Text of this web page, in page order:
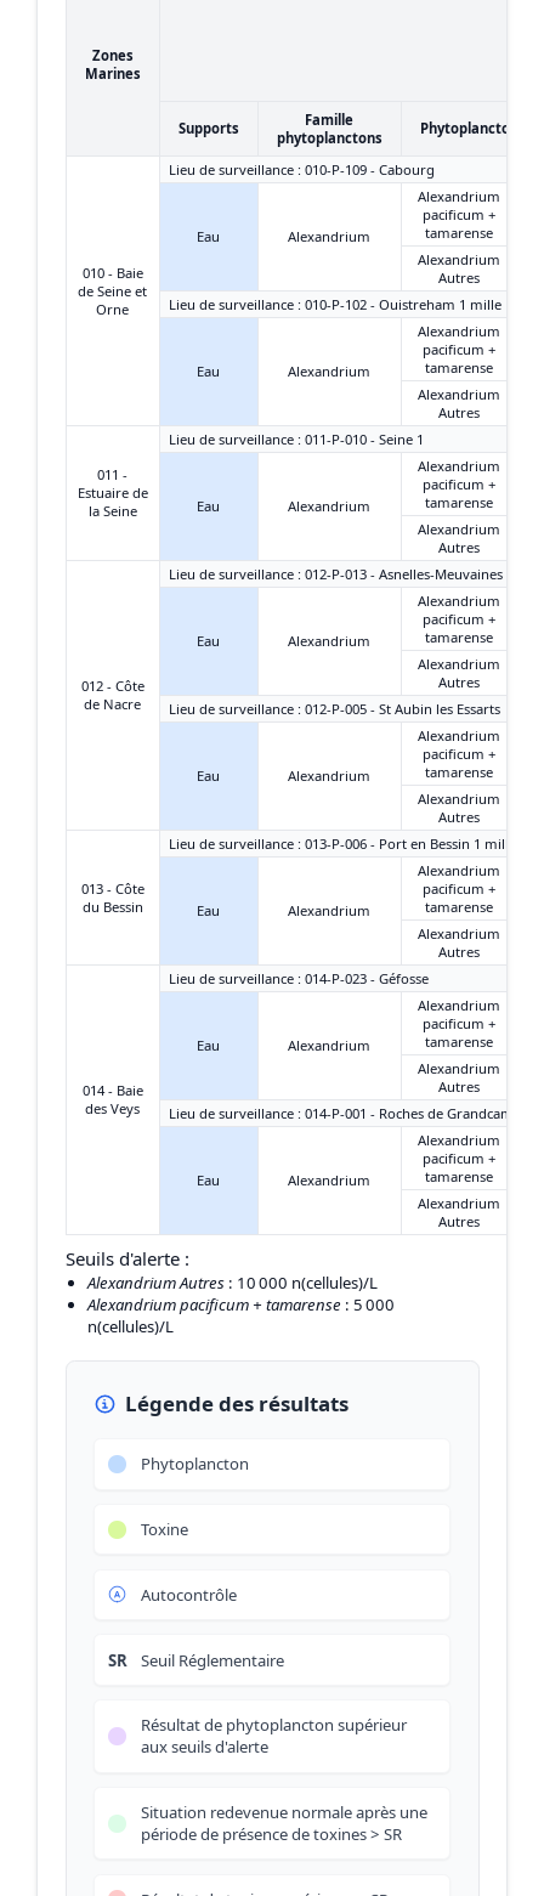
Zones
Marines
Supports
Famille
phytoplanctons
Phytoplanctons
010 - Baie
de Seine et
Orne
Lieu de surveillance : 010-P-109 - Cabourg
Eau Alexandrium
Alexandrium
pacificum +
tamarense
Alexandrium
Autres
Lieu de surveillance : 010-P-102 - Ouistreham 1 mille
Eau Alexandrium
Alexandrium
pacificum +
tamarense
Alexandrium
Autres
011 -
Estuaire de
la Seine
Lieu de surveillance : 011-P-010 - Seine 1
Eau Alexandrium
Alexandrium
pacificum +
tamarense
Alexandrium
Autres
012 - Côte
de Nacre
Lieu de surveillance : 012-P-013 - Asnelles-Meuvaines
Eau Alexandrium
Alexandrium
pacificum +
tamarense
Alexandrium
Autres
Lieu de surveillance : 012-P-005 - St Aubin les Essarts
Eau Alexandrium
Alexandrium
pacificum +
tamarense
Alexandrium
Autres
013 - Côte
du Bessin
Lieu de surveillance : 013-P-006 - Port en Bessin 1 mille
Eau Alexandrium
Alexandrium
pacificum +
tamarense
Alexandrium
Autres
014 - Baie
des Veys
Lieu de surveillance : 014-P-023 - Géfosse
Eau Alexandrium
Alexandrium
pacificum +
tamarense
Alexandrium
Autres
Lieu de surveillance : 014-P-001 - Roches de Grandcamp
Eau Alexandrium
Alexandrium
pacificum +
tamarense
Alexandrium
Autres
Seuils d'alerte :
Alexandrium Autres : 10 000 n(cellules)/L
Alexandrium pacificum + tamarense : 5 000
n(cellules)/L
Légende des résultats
Phytoplancton
Toxine
Autocontrôle
SR Seuil Réglementaire
Résultat de phytoplancton supérieur
aux seuils d'alerte
Situation redevenue normale après une
période de présence de toxines > SR